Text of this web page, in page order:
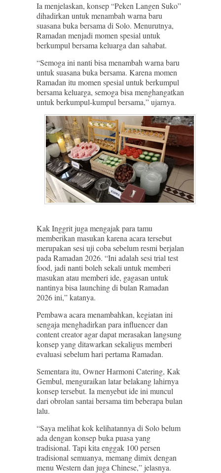
Ia menjelaskan, konsep “Peken Langen Suko”
dihadirkan untuk menambah warna baru
suasana buka bersama di Solo. Menurutnya,
Ramadan menjadi momen spesial untuk
berkumpul bersama keluarga dan sahabat.
“Semoga ini nanti bisa menambah warna baru
untuk suasana buka bersama. Karena momen
Ramadan itu momen spesial untuk berkumpul
bersama keluarga, semoga bisa menghangatkan
untuk berkumpul-kumpul bersama,” ujarnya.
Kak Inggrit juga mengajak para tamu
memberikan masukan karena acara tersebut
merupakan sesi uji coba sebelum resmi berjalan
pada Ramadan 2026. “Ini adalah sesi trial test
food, jadi nanti boleh sekali untuk memberi
masukan atau memberi ide, gagasan untuk
nantinya bisa launching di bulan Ramadan
2026 ini,” katanya.
Pembawa acara menambahkan, kegiatan ini
sengaja menghadirkan para influencer dan
content creator agar dapat merasakan langsung
konsep yang ditawarkan sekaligus memberi
evaluasi sebelum hari pertama Ramadan.
Sementara itu, Owner Harmoni Catering, Kak
Gembul, menguraikan latar belakang lahirnya
konsep tersebut. Ia menyebut ide ini muncul
dari obrolan santai bersama tim beberapa bulan
lalu.
“Saya melihat kok kelihatannya di Solo belum
ada dengan konsep buka puasa yang
tradisional. Tapi kita enggak 100 persen
tradisional semuanya, memang dimix dengan
menu Western dan juga Chinese,” jelasnya.